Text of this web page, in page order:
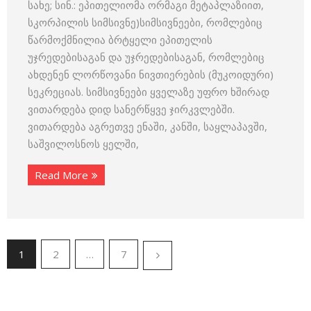
სახე; სინ.: ეპითელიომა ორმაგი მეტაპლაზიით,
სკორპილის სიმსივნე)სიმსივნეები, რომლებიც
წარმოქმნილია ბრტყელი ეპითელის
უჯრედებისაგან და უჯრედებისაგან, რომლებიც
ახდენენ ლორწოვანი ნივთიერების (მუკოიდური)
სეკრეციას. სიმსივნეები ყველაზე უფრო ხშირად
ვითარდება დიდ სანერწყვე ჯირკვლებში.
ვითარდება აგრეთვე ენაში, კანში, საყლაპავში,
საშვილოსნოს ყელში,
Read More
1 2 … 7